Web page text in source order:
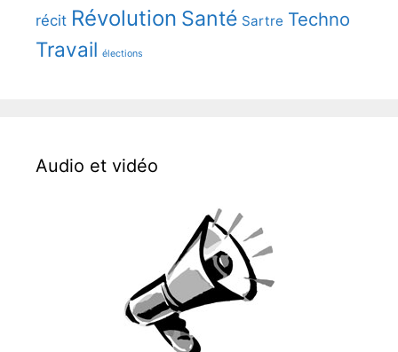
récit Révolution Santé Sartre Techno
Travail élections
Audio et vidéo